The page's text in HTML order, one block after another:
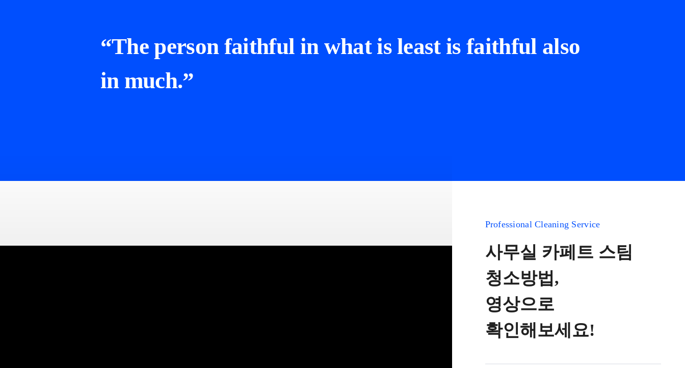
“The person faithful in what is least is faithful also
in much.”
Professional Cleaning Service
사무실 카페트 스팀
청소방법,
영상으로
확인해보세요!